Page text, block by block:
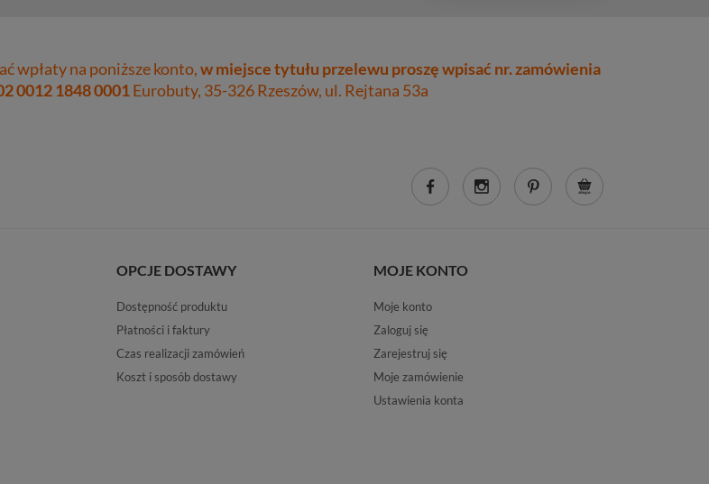
wpłaty na poniższe konto,w miejsce tytułu przelewu proszę wpisać nr. zamówienia
0012 1848 0001Eurobuty, 35-326 Rzeszów, ul. Rejtana 53a
OPCJE DOSTAWY
Dostępność produktu
Płatności i faktury
Czas realizacji zamówień
Koszt i sposób dostawy
MOJE KONTO
Moje konto
Zaloguj się
Zarejestruj się
Moje zamówienie
Ustawienia konta